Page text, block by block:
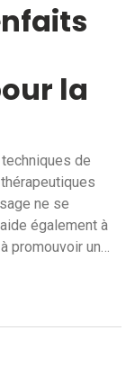
la
de
ne se
également à
promouvoir un
routine de